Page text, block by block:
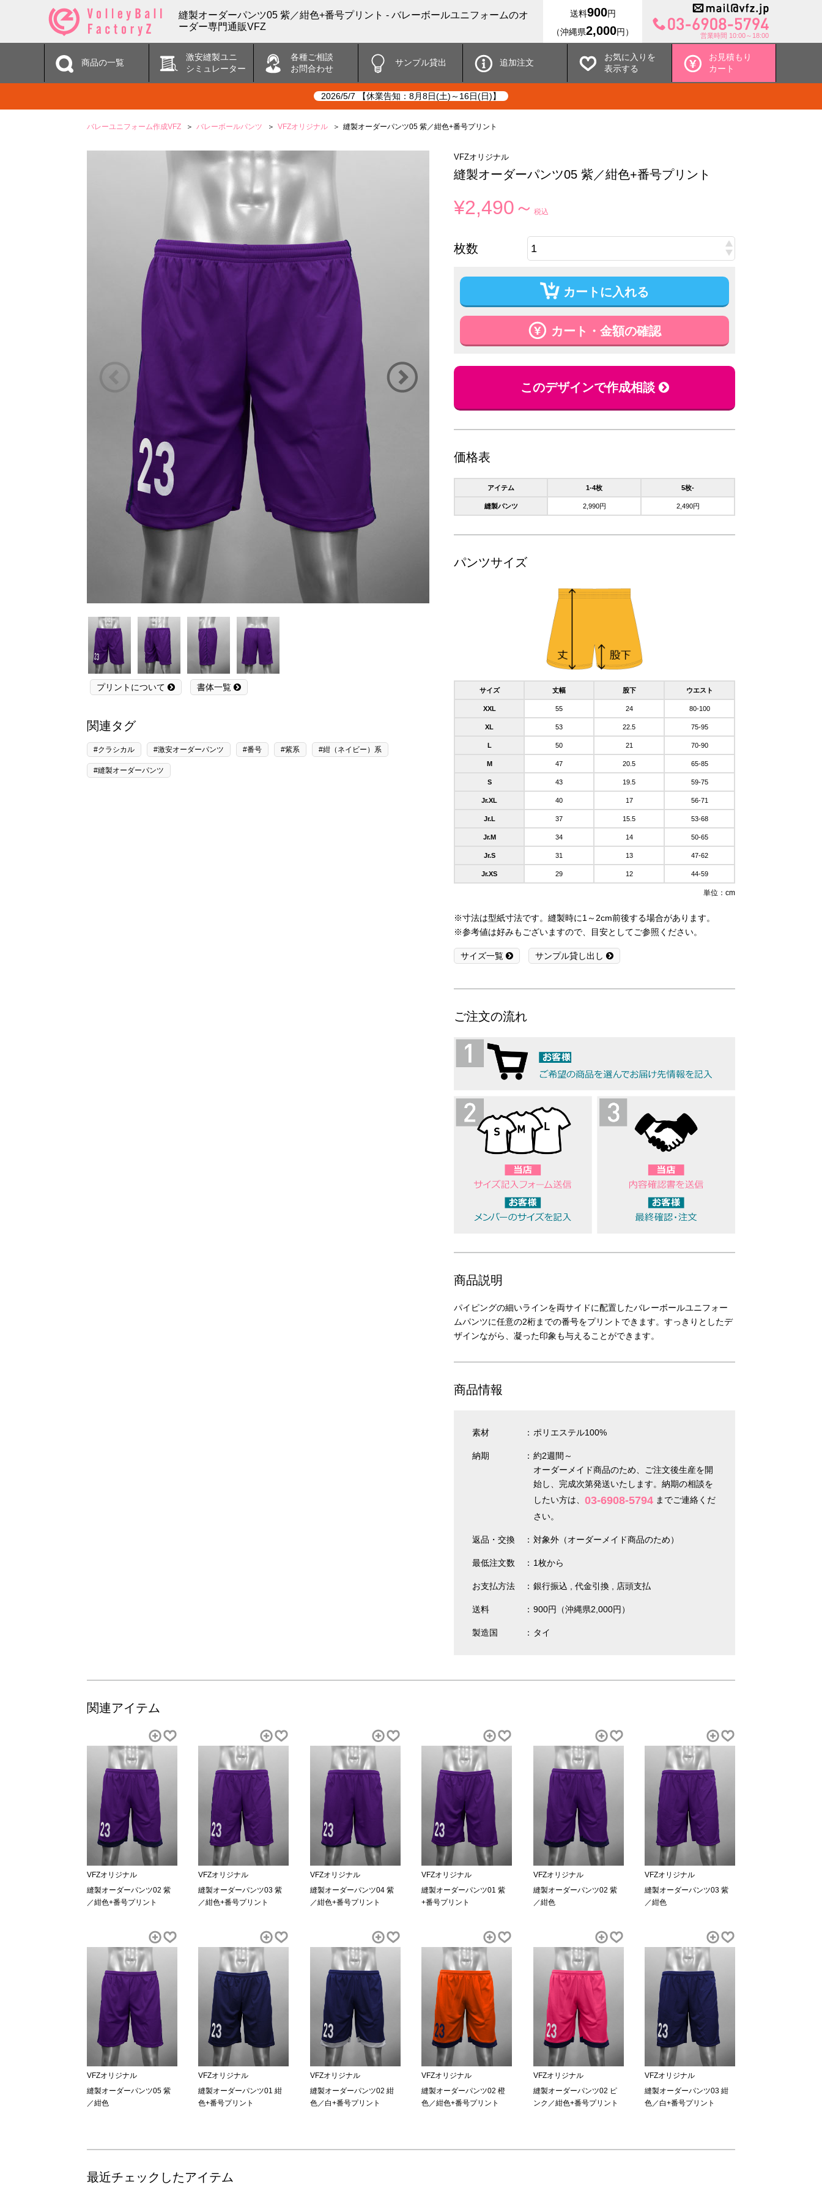
縫製オーダーパンツ05 紫／紺色+番号プリント - バレーボールユニフォームのオ
ーダー専門通販VFZ
送料900円
（沖縄県2,000円） 営業時間 10:00～18:00
商品の一覧
激安縫製ユニ
シミュレーター
各種ご相談
お問合わせ
サンプル貸出 追加注文
お気に入りを
表示する
お見積もり
カート
2026/5/7 【休業告知：8月8日(土)～16日(日)】
バレーユニフォーム作成VFZ バレーボールパンツ VFZオリジナル 縫製オーダーパンツ05 紫／紺色+番号プリント
プリントについて 書体一覧
関連タグ
#クラシカル #激安オーダーパンツ #番号 #紫系 #紺（ネイビー）系
#縫製オーダーパンツ
VFZオリジナル
縫製オーダーパンツ05 紫／紺色+番号プリント
¥2,490～ 税込
枚数
カートに入れる
カート・金額の確認
このデザインで作成相談
価格表
アイテム 1-4枚 5枚-
縫製パンツ 2,990円 2,490円
パンツサイズ
サイズ 丈幅 股下 ウエスト
XXL 55 24 80-100
XL 53 22.5 75-95
L 50 21 70-90
M 47 20.5 65-85
S 43 19.5 59-75
Jr.XL 40 17 56-71
Jr.L 37 15.5 53-68
Jr.M 34 14 50-65
Jr.S 31 13 47-62
Jr.XS 29 12 44-59
単位：cm
※寸法は型紙寸法です。縫製時に1～2cm前後する場合があります。
※参考値は好みもございますので、目安としてご参照ください。
サイズ一覧 サンプル貸し出し
ご注文の流れ
商品説明
パイピングの細いラインを両サイドに配置したバレーボールユニフォー
ムパンツに任意の2桁までの番号をプリントできます。すっきりとしたデ
ザインながら、凝った印象も与えることができます。
商品情報
素材 ポリエステル100%
納期
約2週間～
オーダーメイド商品のため、ご注文後生産を開
始し、完成次第発送いたします。納期の相談を
したい方は、 03-6908-5794 までご連絡くだ
さい。
返品・交換 対象外（オーダーメイド商品のため）
最低注文数 1枚から
お支払方法 銀行振込 代金引換 店頭支払
送料 900円（沖縄県2,000円）
製造国 タイ
関連アイテム
VFZオリジナル
縫製オーダーパンツ02 紫
／紺色+番号プリント
VFZオリジナル
縫製オーダーパンツ03 紫
／紺色+番号プリント
VFZオリジナル
縫製オーダーパンツ04 紫
／紺色+番号プリント
VFZオリジナル
縫製オーダーパンツ01 紫
+番号プリント
VFZオリジナル
縫製オーダーパンツ02 紫
／紺色
VFZオリジナル
縫製オーダーパンツ03 紫
／紺色
VFZオリジナル
縫製オーダーパンツ05 紫
／紺色
VFZオリジナル
縫製オーダーパンツ01 紺
色+番号プリント
VFZオリジナル
縫製オーダーパンツ02 紺
色／白+番号プリント
VFZオリジナル
縫製オーダーパンツ02 橙
色／紺色+番号プリント
VFZオリジナル
縫製オーダーパンツ02 ピ
ンク／紺色+番号プリント
VFZオリジナル
縫製オーダーパンツ03 紺
色／白+番号プリント
最近チェックしたアイテム